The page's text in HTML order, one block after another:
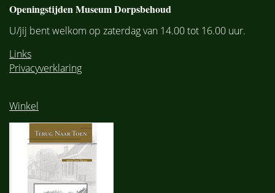
Openingstijden Museum Dorpsbehoud
U/jij bent welkom op zaterdag van 14.00 tot 16.00 uur.
Links
Privacyverklaring
Winkel